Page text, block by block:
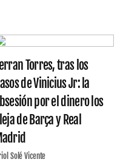
Torres, tras los
de Vinicius Jr: la
por el dinero los
de Barça y Real
Solé Vicente